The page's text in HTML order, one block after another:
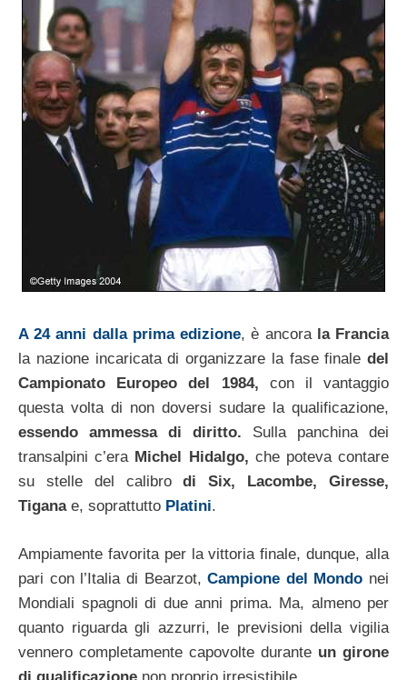
A 24 anni dalla prima edizione, è ancora la Francia
la nazione incaricata di organizzare la fase finale del
Campionato Europeo del 1984, con il vantaggio
questa volta di non doversi sudare la qualificazione,
essendo ammessa di diritto. Sulla panchina dei
transalpini c’eraMichel Hidalgo, che poteva contare
su stelle del calibrodi Six, Lacombe, Giresse,
Tiganae, soprattutto Platini.
Ampiamente favorita per la vittoria finale, dunque, alla
pari con l’Italia di Bearzot,Campione del Mondo nei
Mondiali spagnoli di due anni prima. Ma, almeno per
quanto riguarda gli azzurri, le previsioni della vigilia
vennero completamente capovolte durante un girone
di qualificazione non proprio irresistibile.